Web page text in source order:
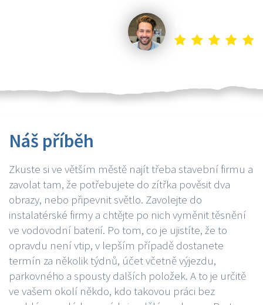
Náš příběh
Zkuste si ve větším městě najít třeba stavební firmu a
zavolat tam, že potřebujete do zítřka pověsit dva
obrazy, nebo připevnit světlo. Zavolejte do
instalatérské firmy a chtějte po nich vyměnit těsnění
ve vodovodní baterií. Po tom, co je ujistíte, že to
opravdu není vtip, v lepším případě dostanete
termín za několik týdnů, účet včetně výjezdu,
parkovného a spousty dalších položek. A to je určitě
ve vašem okolí někdo, kdo takovou práci bez